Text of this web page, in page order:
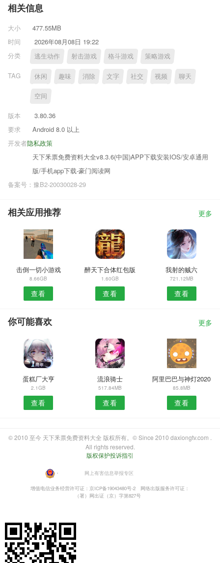
相关信息
大小
477.55MB
时间
2026年08月08日 19:22
分类
逃生动作 射击游戏 格斗游戏 策略游戏
TAG 休闲 趣味 消除 文字 社交 视频 聊天
空间
版本
3.80.36
要求
Android 8.0 以上
隐私政策
开发者
天下釆票免费资料大全v8.3.6(中国)APP下载安装IOS/安卓通用
版/手机app下载-豪门阅读网
备案号：豫B2-20030028-29
相关应用推荐 更多
击倒一切小游戏
8.66GB
查看
醉天下合体红包版
1.60GB
查看
我射的贼六
721.12MB
查看
你可能喜欢 更多
蛋糕厂大亨
2.1GB
查看
流浪骑士
517.84MB
查看
阿里巴巴与神灯2020
85.8MB
查看
© 2010 至今 天下釆票免费资料大全 版权所有。© Since 2010 daxiongtv.com .
All rights reserved.
版权保护投诉指引
・ 网上有害信息举报专区
增值电信业务经营许可证：京ICP备19043480号-2
网络出版服务许可证：
（署）网出证（京）字第827号